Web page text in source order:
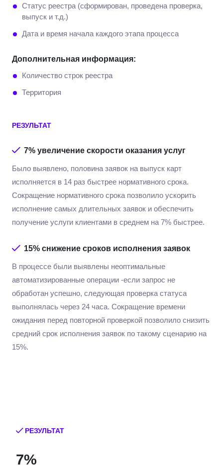
Статус реестра (сформирован, проведена проверка,
выпуск и т.д.)
Дата и время начала каждого этапа процесса
Дополнительная информация:
Количество строк реестра
Территория
РЕЗУЛЬТАТ
7% увеличение скорости оказания услуг
Было выявлено, половина заявок на выпуск карт
исполняется в 14 раз быстрее нормативного срока.
Сокращение нормативного срока позволило ускорить
исполнение самых длительных заявок и обеспечить
получение услуги клиентами в среднем на 7% быстрее.
15% снижение сроков исполнения заявок
В процессе были выявлены неоптимальные
автоматизированные операции -если запрос не
обработан успешно, следующая проверка статуса
выполнялась через 24 часа. Сокращение времени
ожидания перед повторной проверкой позволило снизить
средний срок исполнения заявок по такому сценарию на
15%.
РЕЗУЛЬТАТ
7%